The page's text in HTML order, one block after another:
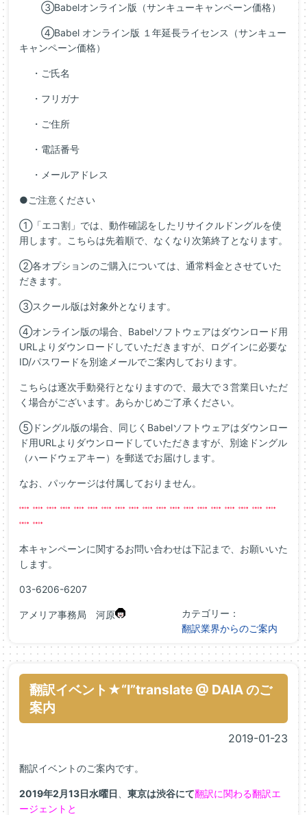
③Babelオンライン版（サンキューキャンペーン価格）
④Babel オンライン版 １年延長ライセンス（サンキュー
キャンペーン価格）
・ご氏名
・フリガナ
・ご住所
・電話番号
・メールアドレス
●ご注意ください
①「エコ割」では、動作確認をしたリサイクルドングルを使
用します。こちらは先着順で、なくなり次第終了となります。
②各オプションのご購入については、通常料金とさせていた
だきます。
③スクール版は対象外となります。
④オンライン版の場合、Babelソフトウェアはダウンロード用
URLよりダウンロードしていただきますが、ログインに必要な
ID/パスワードを別途メールでご案内しております。
こちらは逐次手動発行となりますので、最大で３営業日いただ
く場合がございます。あらかじめご了承ください。
⑤ドングル版の場合、同じくBabelソフトウェアはダウンロー
ド用URLよりダウンロードしていただきますが、別途ドングル
（ハードウェアキー）を郵送でお届けします。
なお、パッケージは付属しておりません。
本キャンペーンに関するお問い合わせは下記まで、お願いいた
します。
03-6206-6207
アメリア事務局 河原
カテゴリー：
翻訳業界からのご案内
翻訳イベント★“I”translate @ DAIA のご
案内
2019-01-23
翻訳イベントのご案内です。
2019年2月13日水曜日 東京は渋谷にて翻訳に関わる翻訳エ
ージェントと